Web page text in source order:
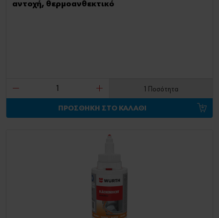
αντοχή, θερμοανθεκτικό
1 Ποσότητα
ΠΡΟΣΘΗΚΗ ΣΤΟ ΚΑΛΑΘΙ